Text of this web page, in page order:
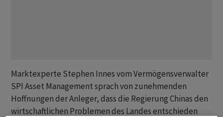
Marktexperte Stephen Innes vom Vermögensverwalter
SPI Asset Management sprach von zunehmenden
Hoffnungen der Anleger, dass die Regierung Chinas den
wirtschaftlichen Problemen des Landes entschieden